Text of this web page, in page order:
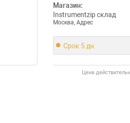
Магазин:
Instrumentzip склад
Москва, Адрес
Срок 5 дн.
Цена